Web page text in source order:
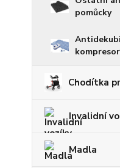
pomůcky
Chodítka
Invalidní
Madla